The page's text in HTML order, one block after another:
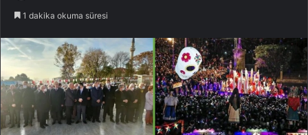
1 dakika okuma süresi